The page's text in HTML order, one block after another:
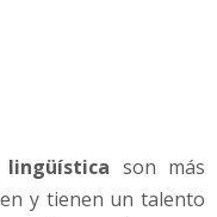
son más
y tienen un talento